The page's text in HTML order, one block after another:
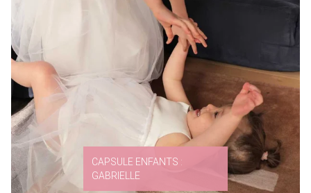
CAPSULE ENFANTS :
GABRIELLE